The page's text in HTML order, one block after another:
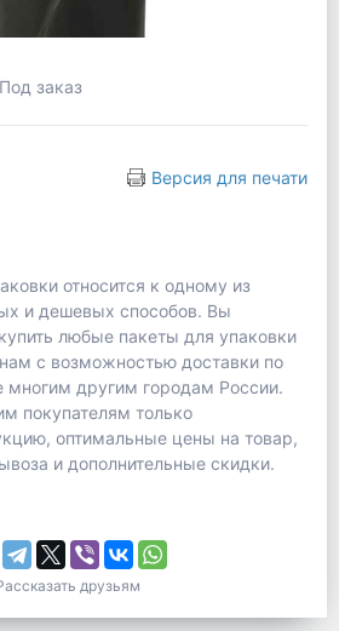
Под заказ
Версия для печати
относится к одному из
и дешевых способов. Вы
любые пакеты для упаковки
с возможностью доставки по
другим городам России.
покупателям только
оптимальные цены на товар,
и дополнительные скидки.
друзьям